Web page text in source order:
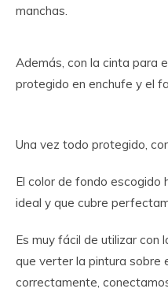
manchas.
Además, con la cinta para
protegido en enchufe y el
Una vez todo protegido,
El color de fondo escogido
ideal y que cubre
Es muy fácil de utilizar con
que verter la pintura sobre
correctamente,